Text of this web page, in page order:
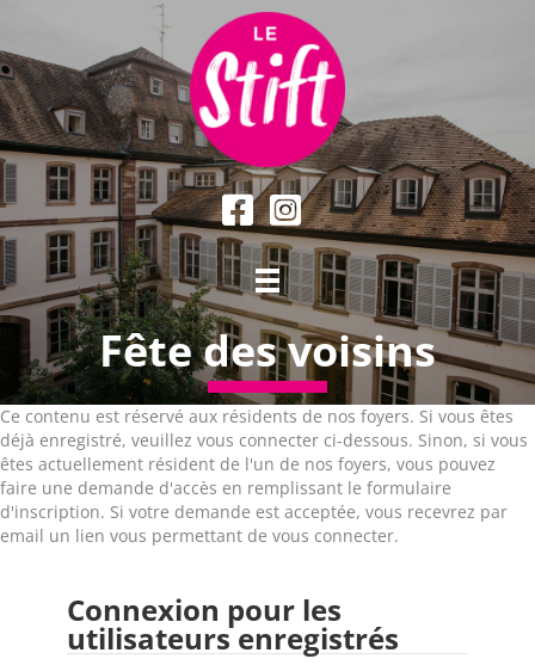
Fête des voisins
Ce contenu est réservé aux résidents de nos foyers. Si vous êtes
déjà enregistré, veuillez vous connecter ci-dessous. Sinon, si vous
êtes actuellement résident de l'un de nos foyers, vous pouvez
faire une demande d'accès en remplissant le formulaire
d'inscription. Si votre demande est acceptée, vous recevrez par
email un lien vous permettant de vous connecter.
Connexion pour les
utilisateurs enregistrés